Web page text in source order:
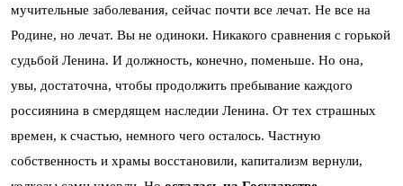
мучительные заболевания, сейчас почти все лечат. Не все на
Родине, но лечат. Вы не одиноки. Никакого сравнения с горькой
судьбой Ленина. И должность, конечно, поменьше. Но она,
увы, достаточна, чтобы продолжить пребывание каждого
россиянина в смердящем наследии Ленина. От тех страшных
времен, к счастью, немного чего осталось. Частную
собственность и храмы восстановили, капитализм вернули,